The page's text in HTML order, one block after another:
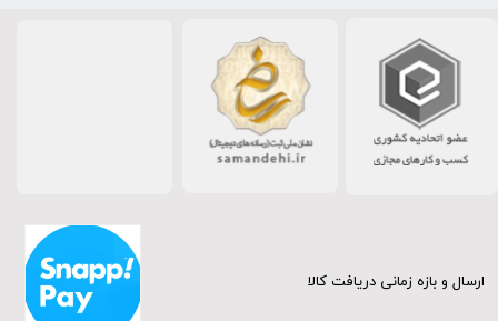
ارسال و بازه زمانی دریافت کالا